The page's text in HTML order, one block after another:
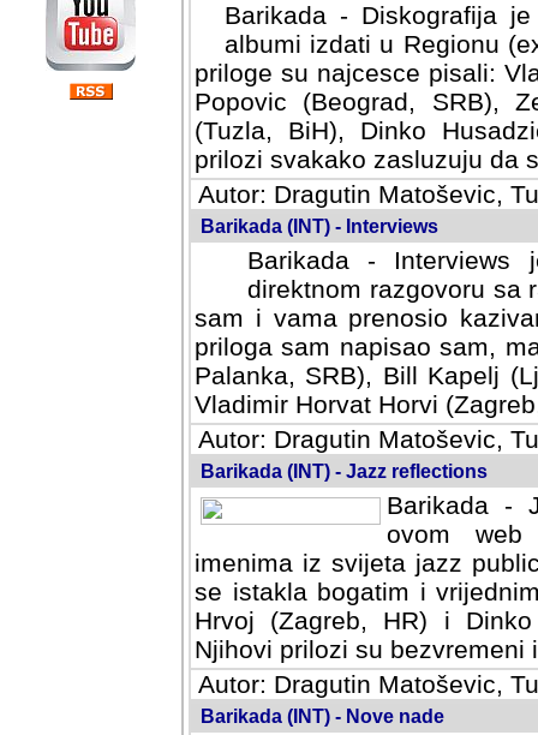
Barikada - Diskografija
albumi izdati u Regionu
priloge su najcesce pisali:
Popovic (Beograd, SRB),
(Tuzla, BiH), Dinko
prilozi svakako zasluzuju da
Autor: Dragutin Matoševic,
Barikada (INT) - Interviews
Barikada -
direktnom razgovoru sa
sam i vama prenosio
priloga sam napisao sam,
Palanka, SRB), Bill Kapelj
Vladimir Horvat Horvi
Autor: Dragutin Matoševic,
Barikada (INT) - Jazz reflections
Barikada -
ovom web
imenima iz svijeta jazz
se istakla bogatim i
Hrvoj (Zagreb, HR) i
Njihovi prilozi su bezvremeni
Autor: Dragutin Matoševic,
Barikada (INT) - Nove nade